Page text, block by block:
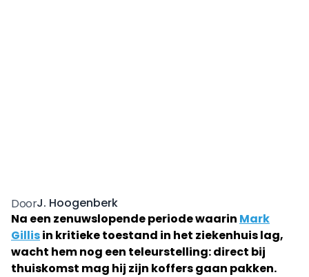
DoorJ. Hoogenberk
Na een zenuwslopende periode waarin Mark
Gillisin kritieke toestand in het ziekenhuis lag,
wacht hem nog een teleurstelling: direct bij
thuiskomst mag hij zijn koffers gaan pakken.